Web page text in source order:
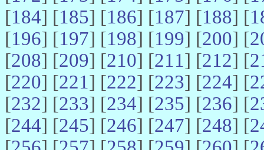
[184] [185] [186] [187] [188] [
[196] [197] [198] [199] [200] [
[208] [209] [210] [211] [212] [
[220] [221] [222] [223] [224] [
[232] [233] [234] [235] [236] [
[244] [245] [246] [247] [248] [